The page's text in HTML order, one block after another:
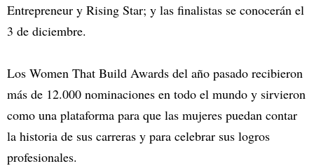
Entrepreneur y Rising Star; y las finalistas se conocerán el
3 de diciembre.
Los Women That Build Awards del año pasado recibieron
más de 12.000 nominaciones en todo el mundo y sirvieron
como una plataforma para que las mujeres puedan contar
la historia de sus carreras y para celebrar sus logros
profesionales.